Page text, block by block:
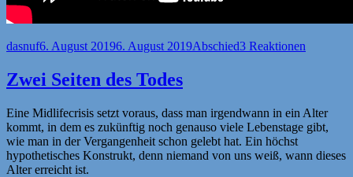
Autor
dasnufVeröffentlicht
6. August 20196. August 2019Kategorien
Abschied3 Reaktionen
Zwei Seiten des Todes
Eine Midlifecrisis setzt voraus, dass man irgendwann in ein Alter
kommt, in dem es zukünftig noch genauso viele Lebenstage gibt,
wie man in der Vergangenheit schon gelebt hat. Ein höchst
hypothetisches Konstrukt, denn niemand von uns weiß, wann dieses
Alter erreicht ist.